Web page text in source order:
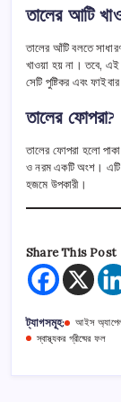
তালের আটি
তালের আঁটি বলতে
খাওয়া হয় না। তবে, এই
সেটি পুষ্টিকর এবং
তালের ফোপরা?
তালের ফোপরা হলো
ও নরম একটি অংশ। এটি
হজমে উপকারী।
Share This Post
ট্যাগসমূহ: আইস
স্বাস্থ্যকর গ্রীষ্মের ফল